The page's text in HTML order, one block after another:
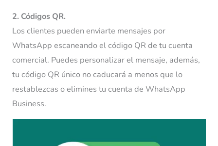
2. Códigos QR.
Los clientes pueden enviarte mensajes por
WhatsApp escaneando el código QR de tu cuenta
comercial. Puedes personalizar el mensaje, además,
tu código QR único no caducará a menos que lo
restablezcas o elimines tu cuenta de WhatsApp
Business.